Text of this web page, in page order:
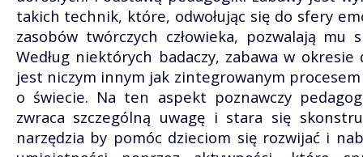
takich technik, które, odwołując się do sfery
zasobów twórczych człowieka, pozwalają mu
Według niektórych badaczy, zabawa w okresie
jest niczym innym jak zintegrowanym
o świecie. Na ten aspekt poznawczy
zwraca szczególną uwagę i stara się
narzędzia by pomóc dzieciom się rozwijać i